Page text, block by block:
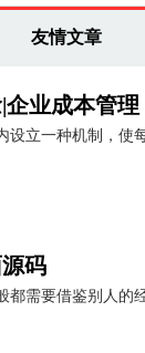
友情文章
业成本管理
设立一种机制，使
码
都需要借鉴别人的